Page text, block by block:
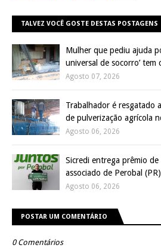
TALVEZ VOCÊ GOSTE DESTAS POSTAGENS
Mulher que pediu ajuda
universal de socorro’ tem
Agosto 07, 2026
Trabalhador é resgatado
de pulverização agrícola
Agosto 06, 2026
Sicredi entrega prêmio
associado de Perobal (PR)
Agosto 06, 2026
POSTAR UM COMENTÁRIO
0 Comentários